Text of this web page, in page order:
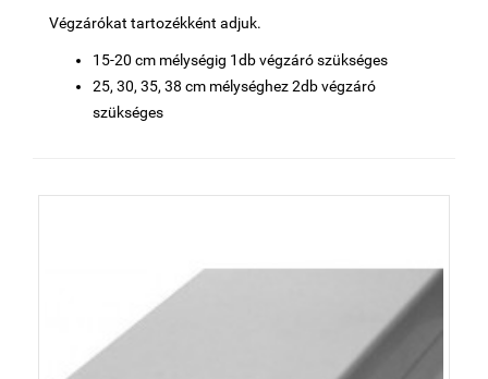
Végzárókat tartozékként adjuk.
15-20 cm mélységig 1db végzáró szükséges
25, 30, 35, 38 cm mélységhez 2db végzáró
szükséges